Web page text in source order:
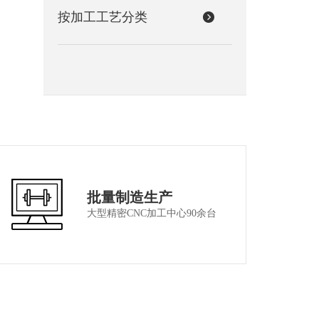
按加工工艺分类
批量制造生产
大型精密CNC加工中心90余台